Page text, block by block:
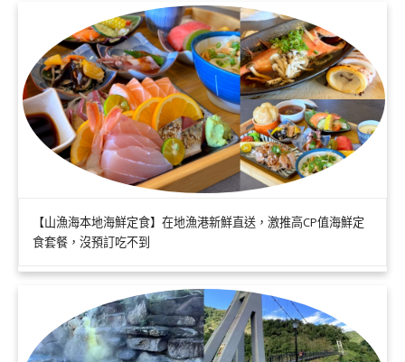
【山漁海本地海鮮定食】在地漁港新鮮直送，激推高CP值海鮮定
食套餐，沒預訂吃不到